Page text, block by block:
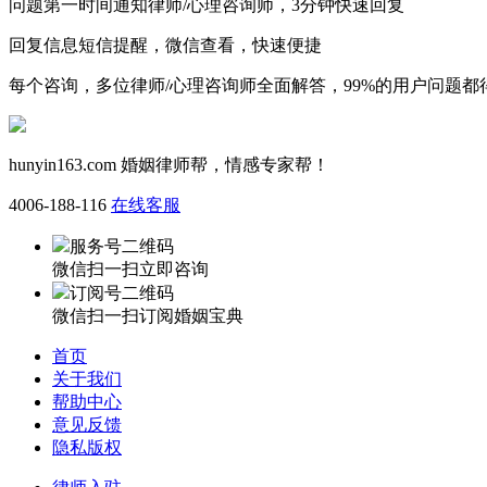
问题第一时间通知律师/心理咨询师，3分钟快速回复
回复信息短信提醒，微信查看，快速便捷
每个咨询，多位律师/心理咨询师全面解答，99%的用户问题都
hunyin163.com 婚姻律师帮，情感专家帮！
4006-188-116 在线客服
服务号二维码
微信扫一扫立即咨询
订阅号二维码
微信扫一扫订阅婚姻宝典
首页
关于我们
帮助中心
意见反馈
隐私版权